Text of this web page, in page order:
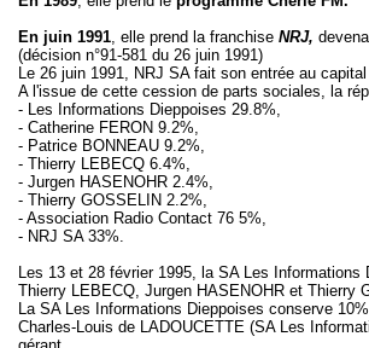
En juin 1991, elle prend la franchise NRJ,
(décision n°91-581 du 26 juin 1991)
Le 26 juin 1991, NRJ SA fait son entrée au
A l'issue de cette cession de parts sociales, la
- Les Informations Dieppoises 29.8%,
- Catherine FERON 9.2%,
- Patrice BONNEAU 9.2%,
- Thierry LEBECQ 6.4%,
- Jurgen HASENOHR 2.4%,
- Thierry GOSSELIN 2.2%,
- Association Radio Contact 76 5%,
- NRJ SA 33%.
Les 13 et 28 février 1995, la SA Les
Thierry LEBECQ, Jurgen HASENOHR et Thierry
La SA Les Informations Dieppoises conserve
Charles-Louis de LADOUCETTE (SA Les